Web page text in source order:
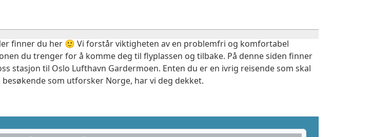
finner du her 🙂 Vi forstår viktigheten av en problemfri og komfortabel
du trenger for å komme deg til flyplassen og tilbake. På denne siden finner
stasjon til Oslo Lufthavn Gardermoen. Enten du er en ivrig reisende som skal
som utforsker Norge, har vi deg dekket.